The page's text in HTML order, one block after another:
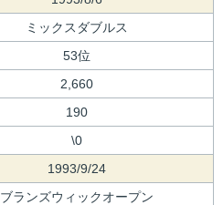
ミックスダブルス
53位
2,660
190
\0
1993/9/24
ブランズウィックオープン